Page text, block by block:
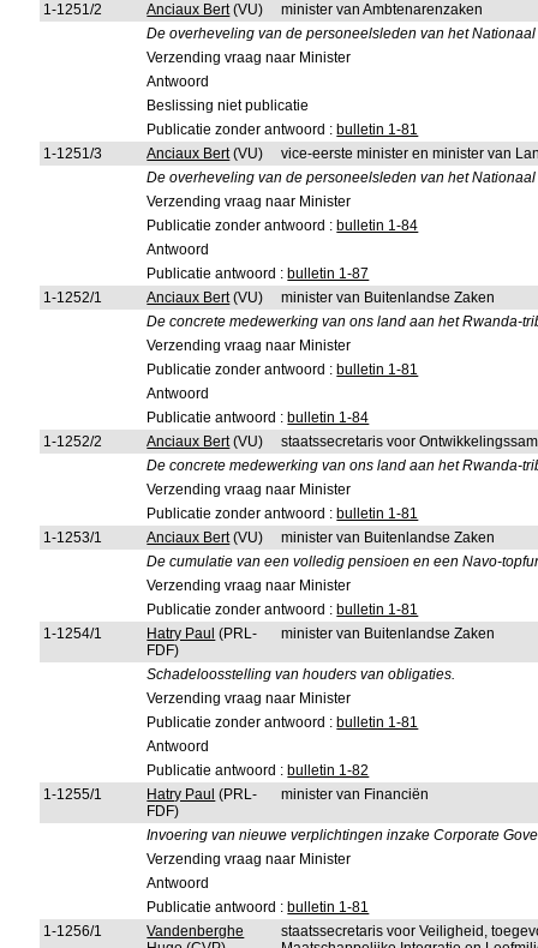
1-1251/2
Anciaux Bert(VU)
minister van Ambtenarenzaken
De overheveling van de personeelsleden van het
Verzending vraag naar Minister
Antwoord
Beslissing niet publicatie
Publicatie zonder antwoord : bulletin 1-81
1-1251/3
Anciaux Bert(VU)
vice-eerste minister en minister van
De overheveling van de personeelsleden van het
Verzending vraag naar Minister
Publicatie zonder antwoord : bulletin 1-84
Antwoord
Publicatie antwoord : bulletin 1-87
1-1252/1
Anciaux Bert(VU)
minister van Buitenlandse Zaken
De concrete medewerking van ons land aan het Rwanda-
Verzending vraag naar Minister
Publicatie zonder antwoord : bulletin 1-81
Antwoord
Publicatie antwoord : bulletin 1-84
1-1252/2
Anciaux Bert(VU)
staatssecretaris voor
De concrete medewerking van ons land aan het Rwanda-
Verzending vraag naar Minister
Publicatie zonder antwoord : bulletin 1-81
1-1253/1
Anciaux Bert(VU)
minister van Buitenlandse Zaken
De cumulatie van een volledig pensioen en een Navo-
Verzending vraag naar Minister
Publicatie zonder antwoord : bulletin 1-81
1-1254/1
Hatry Paul (PRL-
FDF)
minister van Buitenlandse Zaken
Schadeloosstelling van houders van obligaties.
Verzending vraag naar Minister
Publicatie zonder antwoord : bulletin 1-81
Antwoord
Publicatie antwoord : bulletin 1-82
1-1255/1
Hatry Paul (PRL-
FDF)
minister van Financiën
Invoering van nieuwe verplichtingen inzake Corporate
Verzending vraag naar Minister
Antwoord
Publicatie antwoord : bulletin 1-81
1-1256/1
Vandenberghe
staatssecretaris voor Veiligheid,